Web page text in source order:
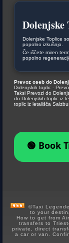
Dolenjske
Dolenjske Toplice
popolno izkušnjo.
Če iščete miren
popolno
Prevoz oseb do
Dolenjskih toplic -
Taksi Prevozi do
do Dolenjskih toplic iz
toplic iz letališča
🟢 Book
©Taxi
to your
How to get from
transfers to
private, direct
a car or van.